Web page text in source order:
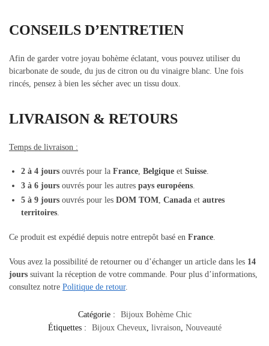
CONSEILS D’ENTRETIEN
Afin de garder votre joyau bohème éclatant, vous pouvez utiliser du
bicarbonate de soude, du jus de citron ou du vinaigre blanc. Une fois
rincés, pensez à bien les sécher avec un tissu doux.
LIVRAISON & RETOURS
Temps de livraison :
2 à 4 jours ouvrés pour la France, Belgique et Suisse.
3 à 6 jours ouvrés pour les autres pays européens.
5 à 9 jours ouvrés pour les DOM TOM, Canada et autres
territoires.
Ce produit est expédié depuis notre entrepôt basé en France.
Vous avez la possibilité de retourner ou d’échanger un article dans les 14
jours suivant la réception de votre commande. Pour plus d’informations,
consultez notre Politique de retour.
Catégorie :
Bijoux Bohème Chic
Étiquettes :
Bijoux Cheveux, livraison Nouveauté